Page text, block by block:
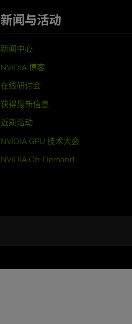
新闻与活动
新闻中心
NVIDIA 博客
在线研讨会
获得最新信息
近期活动
NVIDIA GPU 技术大会
NVIDIA On-Demand